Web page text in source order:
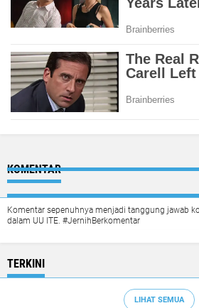
KOMENTAR
Komentar sepenuhnya menjadi tanggung jawab
dalam UU ITE. #JernihBerkomentar
TERKINI
LIHAT SEMUA